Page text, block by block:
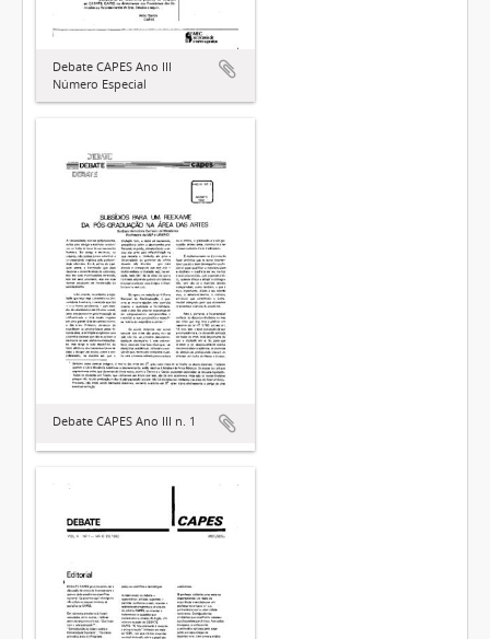
Debate CAPES Ano III
Número Especial
Debate CAPES Ano III n. 1